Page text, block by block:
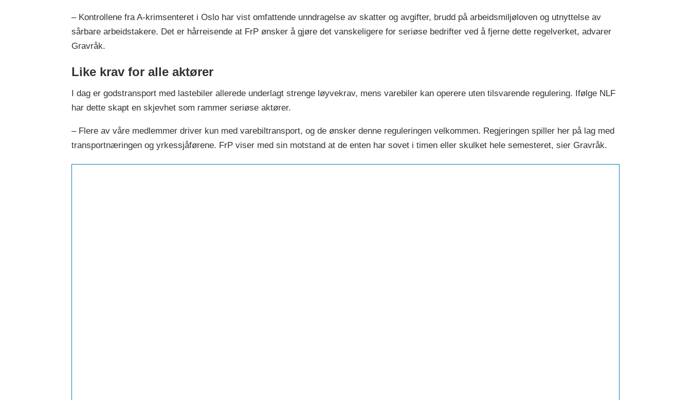
– Kontrollene fra A-krimsenteret i Oslo har vist omfattende unndragelse av skatter og avgifter, brudd på arbeidsmiljøloven og utnyttelse av
sårbare arbeidstakere. Det er hårreisende at FrP ønsker å gjøre det vanskeligere for seriøse bedrifter ved å fjerne dette regelverket, advarer
Gravråk.
Like krav for alle aktører
I dag er godstransport med lastebiler allerede underlagt strenge løyvekrav, mens varebiler kan operere uten tilsvarende regulering. Ifølge NLF
har dette skapt en skjevhet som rammer seriøse aktører.
– Flere av våre medlemmer driver kun med varebiltransport, og de ønsker denne reguleringen velkommen. Regjeringen spiller her på lag med
transportnæringen og yrkessjåførene. FrP viser med sin motstand at de enten har sovet i timen eller skulket hele semesteret, sier Gravråk.